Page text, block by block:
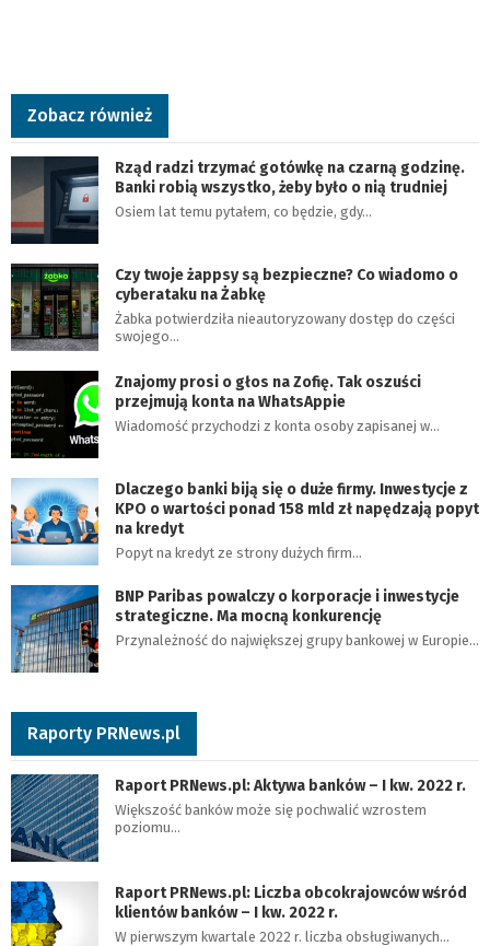
Zobacz również
Rząd radzi trzymać gotówkę na czarną godzinę.
Banki robią wszystko, żeby było o nią trudniej
Osiem lat temu pytałem, co będzie, gdy…
Czy twoje żappsy są bezpieczne? Co wiadomo o
cyberataku na Żabkę
Żabka potwierdziła nieautoryzowany dostęp do części
swojego…
Znajomy prosi o głos na Zofię. Tak oszuści
przejmują konta na WhatsAppie
Wiadomość przychodzi z konta osoby zapisanej w…
Dlaczego banki biją się o duże firmy. Inwestycje z
KPO o wartości ponad 158 mld zł napędzają popyt
na kredyt
Popyt na kredyt ze strony dużych firm…
BNP Paribas powalczy o korporacje i inwestycje
strategiczne. Ma mocną konkurencję
Przynależność do największej grupy bankowej w Europie…
Raporty PRNews.pl
Raport PRNews.pl: Aktywa banków – I kw. 2022 r.
Większość banków może się pochwalić wzrostem
poziomu…
Raport PRNews.pl: Liczba obcokrajowców wśród
klientów banków – I kw. 2022 r.
W pierwszym kwartale 2022 r. liczba obsługiwanych…